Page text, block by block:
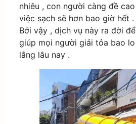
nhiêu , con người càng đề cao
việc sạch sẽ hơn bao giờ hết .
Bởi vậy , dịch vụ này ra đời để
giúp mọi người giải tỏa bao lo
lắng lâu nay .